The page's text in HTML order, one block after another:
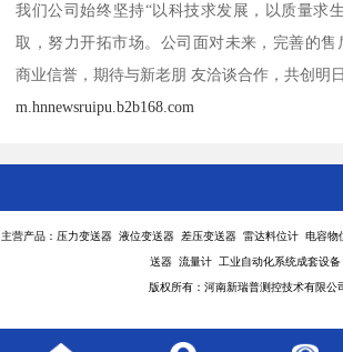
我们公司始终坚持“以科技求发展，以质量求
取，努力开拓市场。公司面对未来，完善的售
商业信誉，期待与新老朋 友洽谈合作，共创明
m.hnnewsruipu.b2b168.com
主营产品：压力变送器 液位变送器 差压变送器 雷达料位计 电容
送器 流量计 工业自动化系统成套设备
版权所有：河南新瑞普测控技术有限公